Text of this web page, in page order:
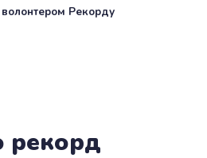
волонтером Рекорду
рекорд